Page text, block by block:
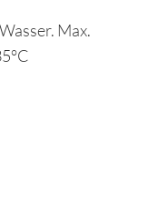
Max.